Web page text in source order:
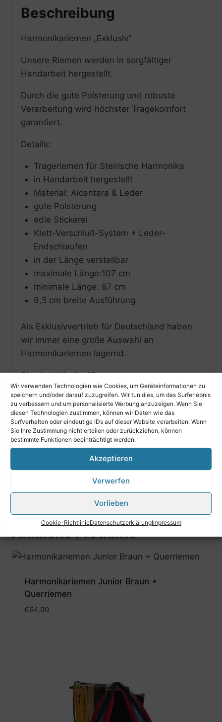
Wir verwenden Technologien wie Cookies, um Geräteinformationen zu
speichern und/oder darauf zuzugreifen. Wir tun dies, um das Surferlebnis
zu verbessern und um personalisierte Werbung anzuzeigen. Wenn Sie
diesen Technologien zustimmen, können wir Daten wie das
Surfverhalten oder eindeutige IDs auf dieser Website verarbeiten. Wenn
Sie Ihre Zustimmung nicht erteilen oder zurückziehen, können
bestimmte Funktionen beeinträchtigt werden.
Akzeptieren
Verwerfen
Vorlieben
Cookie-RichtlinieDatenschutzerklärungImpressum
Beschreibung
Harmonikariemen „Exklusiv“
Unsere Riemen werden in sorgfältiger
Handarbeit hergestellt.
Durch die gute Polsterung und robuste
Verarbeitung wird höchster Tragekomfort
garantiert.
Details:
Trageriemen für Steirische Harmonika
in Handarbeit hergestellt
Material: Alcantara & Leder
gute Polsterung
edle Stickerei
Klett-Verschluß-System + Leder-
Endschlaufen
in der Länge verstellbar
maximale Länge:107 cm
minimale Länge: 87 cm
9,5 cm breite Ausführung
Als Exklusivvertrieb für Deutschland haben
wir immer eine große Auswahl an
Harmonikariemen lagernd.
Sie sind Händler??
Dann registrieren Sie sich bitte in unserem
Händlershop unter:
http://www.harmonikazubehoer.de
Nach Registrierung können Sie bei uns
Ähnliche Produkte
Harmonikariemen Junior Braun +
Querriemen
€64,90